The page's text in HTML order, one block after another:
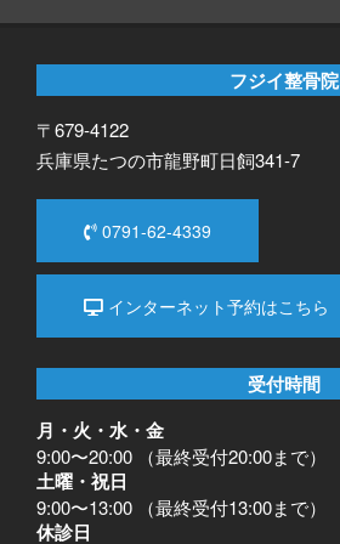
フジイ整骨院
〒679-4122
兵庫県たつの市龍野町日飼341-7
0791-62-4339
インターネット予約はこちら
受付時間
月・火・水・金
9:00〜20:00 （最終受付20:00まで）
土曜・祝日
9:00〜13:00 （最終受付13:00まで）
休診日